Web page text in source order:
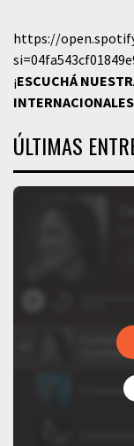
https://
¡ESCUCHÁ
INTERNACIONALES
ÚLTIMAS